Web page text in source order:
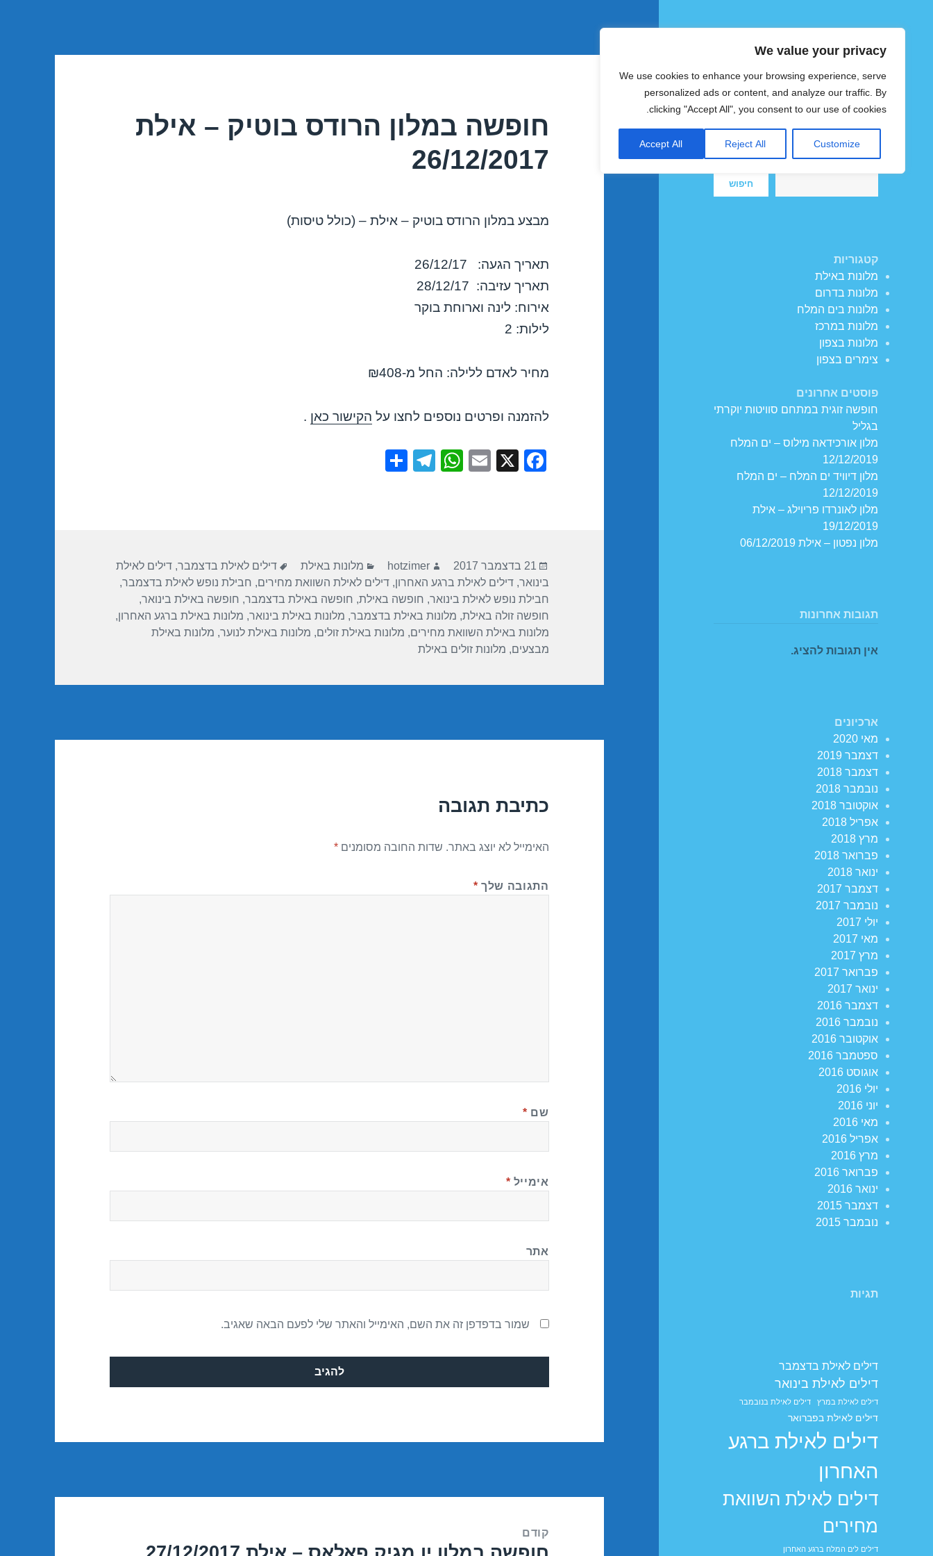
We value your privacy
We use cookies to enhance your browsing experience, serve
personalized ads or content, and analyze our traffic. By
clicking "Accept All", you consent to our use of cookies.
Customize
Reject All
Accept All
צימרים ומלונות זולים בישראל
חיפוש
חיפוש
קטגוריות
מלונות באילת
מלונות בדרום
מלונות בים המלח
מלונות במרכז
מלונות בצפון
צימרים בצפון
פוסטים אחרונים
חופשה זוגית במתחם סוויטות יוקרתי
בגליל
מלון אורכידאה מילוס – ים המלח
12/12/2019
מלון דיוויד ים המלח – ים המלח
12/12/2019
מלון לאונרדו פריוילג – אילת
19/12/2019
מלון נפטון – אילת 06/12/2019
תגובות אחרונות
אין תגובות להציג.
ארכיונים
מאי 2020
דצמבר 2019
דצמבר 2018
נובמבר 2018
אוקטובר 2018
אפריל 2018
מרץ 2018
פברואר 2018
ינואר 2018
דצמבר 2017
נובמבר 2017
יולי 2017
מאי 2017
מרץ 2017
פברואר 2017
ינואר 2017
דצמבר 2016
נובמבר 2016
אוקטובר 2016
ספטמבר 2016
אוגוסט 2016
יולי 2016
יוני 2016
מאי 2016
אפריל 2016
מרץ 2016
פברואר 2016
ינואר 2016
דצמבר 2015
נובמבר 2015
תגיות
דילים לאילת בדצמבר
דילים לאילת בינואר
דילים לאילת במרץ דילים לאילת בנובמבר
דילים לאילת בפברואר
דילים לאילת ברגע
האחרון
דילים לאילת השוואת
מחירים
דילים לים המלח ברגע האחרון
חופשה במלון הרודס בוטיק – אילת
26/12/2017
מבצע במלון הרודס בוטיק – אילת – (כולל טיסות)
תאריך הגעה: 26/12/17
תאריך עזיבה: 28/12/17
אירוח: לינה וארוחת בוקר
לילות: 2
מחיר לאדם ללילה: החל מ-₪408
להזמנה ופרטים נוספים לחצו על הקישור כאן .
F
o
o
k
X
E
W
p
p
T
m
פורסם
בתאריך
21 בדצמבר 2017 מחבר
hotzimer קטגוריות
מלונות באילת תגיות
דילים לאילת בדצמבר,דילים לאילת
בינואר,דילים לאילת ברגע האחרון,דילים לאילת השוואת מחירים, חבילת נופש לאילת בדצמבר,
חבילת נופש לאילת בינואר, חופשה באילת, חופשה באילת בדצמבר, חופשה באילת בינואר,
חופשה זולה באילת, מלונות באילת בדצמבר, מלונות באילת בינואר, מלונות באילת ברגע האחרון,
מלונות באילת השוואת מחירים, מלונות באילת זולים, מלונות באילת לנוער, מלונות באילת
מבצעים, מלונות זולים באילת
כתיבת תגובה
האימייל לא יוצג באתר. שדות החובה מסומנים*
התגובה שלך *
שם *
אימייל *
אתר
שמור בדפדפן זה את השם, האימייל והאתר שלי לפעם הבאה שאגיב.
קודם
הפוסט